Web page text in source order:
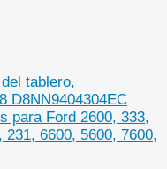
tablero,
D8NN9404304EC
para Ford 2600, 333,
231, 6600, 5600, 7600,